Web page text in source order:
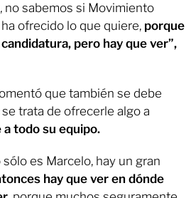
no sabemos si Movimiento
ofrecido lo que quiere, porque
pero hay que ver”,
que también se debe
trata de ofrecerle algo a
todo su equipo.
es Marcelo, hay un gran
hay que ver en dónde